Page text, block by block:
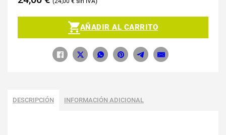
AÑADIR AL CARRITO
DESCRIPCIÓN INFORMACIÓN ADICIONAL